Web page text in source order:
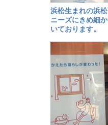
浜松生まれの浜
ニーズにきめ細
いております。